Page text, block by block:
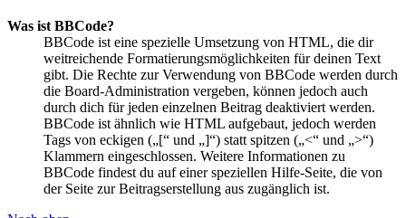
Was ist BBCode?
BBCode ist eine spezielle Umsetzung von HTML, die dir
weitreichende Formatierungsmöglichkeiten für deinen Text
gibt. Die Rechte zur Verwendung von BBCode werden durch
die Board-Administration vergeben, können jedoch auch
durch dich für jeden einzelnen Beitrag deaktiviert werden.
BBCode ist ähnlich wie HTML aufgebaut, jedoch werden
Tags von eckigen („[“ und „]“) statt spitzen („<“ und „>“)
Klammern eingeschlossen. Weitere Informationen zu
BBCode findest du auf einer speziellen Hilfe-Seite, die von
der Seite zur Beitragserstellung aus zugänglich ist.